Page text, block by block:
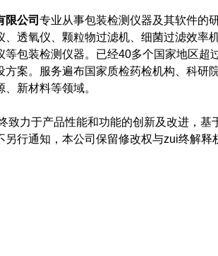
限公司 专业从事包装检测仪器及其软件的
、透氧仪、颗粒物过滤机、细菌过滤效率
等包装检测仪器。已经40多个国家地区超
方案。服务遍布国家质检药检机构、科研
新材料等领域。
致力于产品性能和功能的创新及改进，基
行通知，本公司保留修改权与zui终解释